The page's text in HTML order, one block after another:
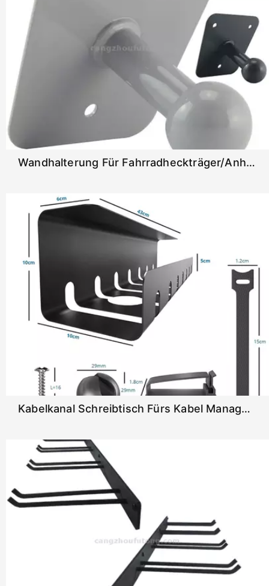
Wandhalterung Für Fahrradheckträger/Anhänger
Kabelkanal Schreibtisch Fürs Kabel Management - Inkl. Zubehör - Tisch Kabelführung Kabelmanagement Durch Kabelschacht - Cable Organizer Desk